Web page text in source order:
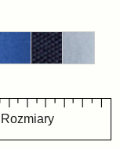
Rozmiary